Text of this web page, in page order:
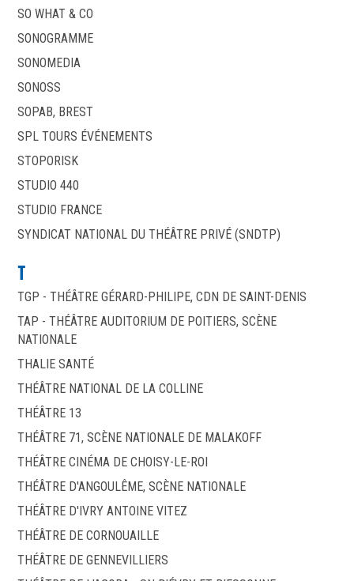
SO WHAT & CO
SONOGRAMME
SONOMEDIA
SONOSS
SOPAB, BREST
SPL TOURS ÉVÉNEMENTS
STOPORISK
STUDIO 440
STUDIO FRANCE
SYNDICAT NATIONAL DU THÉÂTRE PRIVÉ (SNDTP)
T
TGP - THÉÂTRE GÉRARD-PHILIPE, CDN DE SAINT-DENIS
TAP - THÉÂTRE AUDITORIUM DE POITIERS, SCÈNE
NATIONALE
THALIE SANTÉ
THÉÂTRE NATIONAL DE LA COLLINE
THÉÂTRE 13
THÉÂTRE 71, SCÈNE NATIONALE DE MALAKOFF
THÉÂTRE CINÉMA DE CHOISY-LE-ROI
THÉÂTRE D'ANGOULÊME, SCÈNE NATIONALE
THÉÂTRE D'IVRY ANTOINE VITEZ
THÉÂTRE DE CORNOUAILLE
THÉÂTRE DE GENNEVILLIERS